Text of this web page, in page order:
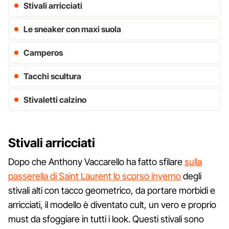
Stivali arricciati
Le sneaker con maxi suola
Camperos
Tacchi scultura
Stivaletti calzino
Stivali arricciati
Dopo che Anthony Vaccarello ha fatto sfilaresulla
passerella di Saint Laurent lo scorso invernodegli
stivali alti con tacco geometrico, da portare morbidi e
arricciati, il modello è diventato cult, un vero e proprio
must da sfoggiare in tutti i look. Questi stivali sono